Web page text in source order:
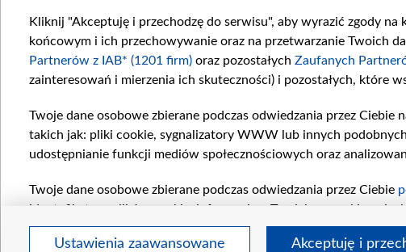
Kliknij "Akceptuję i przechodzę do serwisu", aby wyrazić zgody
końcowym i ich przechowywanie oraz na przetwarzanie Twoich
Partnerów z IAB* (1201 firm) oraz pozostałych Zaufanych
zainteresowań i mierzenia ich skuteczności) i pozostałych, które
Twoje dane osobowe zbierane podczas odwiedzania przez Ciebie
takich jak: pliki cookie, sygnalizatory WWW lub innych
udostępnianie funkcji mediów społecznościowych oraz
Twoje dane osobowe zbierane podczas odwiedzania przez Ciebie
identyfikatory plików cookie, informacje o Twoich
pozostałychZaufanych Partnerów TVP
dla realizacji
wyboru spersonalizowanych reklam, tworzenia profilu
Ustawienia zaawansowane Akceptuję i